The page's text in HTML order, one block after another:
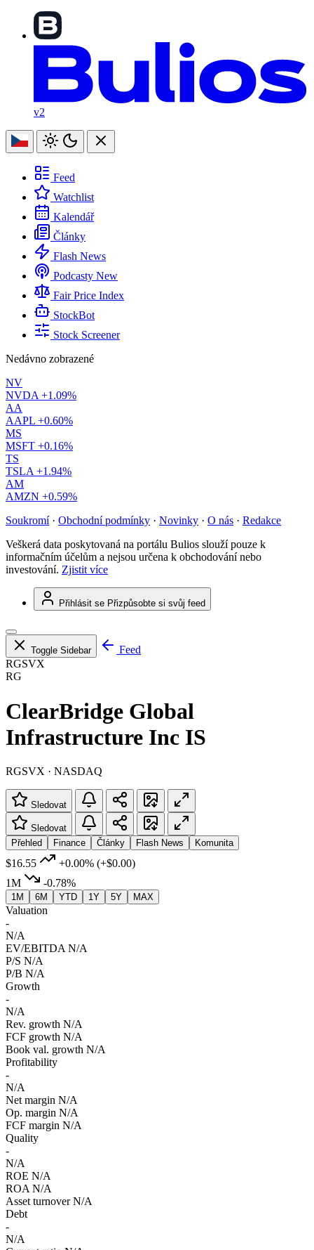
v2
Feed
Watchlist
Kalendář
Články
Flash News
Podcasty New
Fair Price Index
StockBot
Stock Screener
Nedávno zobrazené
NV
NVDA +1.09%
AA
AAPL +0.60%
MS
MSFT +0.16%
TS
TSLA +1.94%
AM
AMZN +0.59%
Soukromí · Obchodní podmínky · Novinky · O nás · Redakce
Veškerá data poskytovaná na portálu Bulios slouží pouze k
informačním účelům a nejsou určena k obchodování nebo
investování. Zjistit více
Přihlásit se Přizpůsobte si svůj feed
Toggle Sidebar
Feed
RGSVX
RG
ClearBridge Global
Infrastructure Inc IS
RGSVX · NASDAQ
Sledovat
Sledovat
Přehled
Finance Články Flash News Komunita
$16.55 +0.00% (+$0.00)
1M
-0.78%
1M 6M YTD 1Y 5Y MAX
Valuation
-
N/A
EV/EBITDA N/A
P/S N/A
P/B N/A
Growth
-
N/A
Rev. growth N/A
FCF growth N/A
Book val. growth N/A
Profitability
-
N/A
Net margin N/A
Op. margin N/A
FCF margin N/A
Quality
-
N/A
ROE N/A
ROA N/A
Asset turnover N/A
Debt
-
N/A